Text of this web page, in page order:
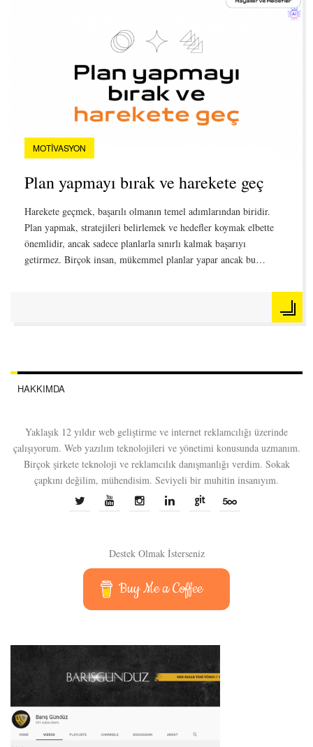
MOTIVASYON
Plan yapmayı bırak ve harekete geç
Harekete geçmek, başarılı olmanın temel adımlarından biridir.
Plan yapmak, stratejileri belirlemek ve hedefler koymak elbette
önemlidir, ancak sadece planlarla sınırlı kalmak başarıyı
getirmez. Birçok insan, mükemmel planlar yapar ancak bu…
HAKKIMDA
Yaklaşık 12 yıldır web geliştirme ve internet reklamcılığı üzerinde
çalışıyorum. Web yazılım teknolojileri ve yönetimi konusunda uzmanım.
Birçok şirkete teknoloji ve reklamcılık danışmanlığı verdim. Sokak
çapkını değilim, mühendisim. Seviyeli bir muhitin insanıyım.
Destek Olmak İsterseniz
Buy Me a Coffee